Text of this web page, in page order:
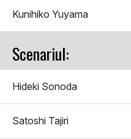
Kunihiko Yuyama
Scenariul:
Hideki Sonoda
Satoshi Tajiri